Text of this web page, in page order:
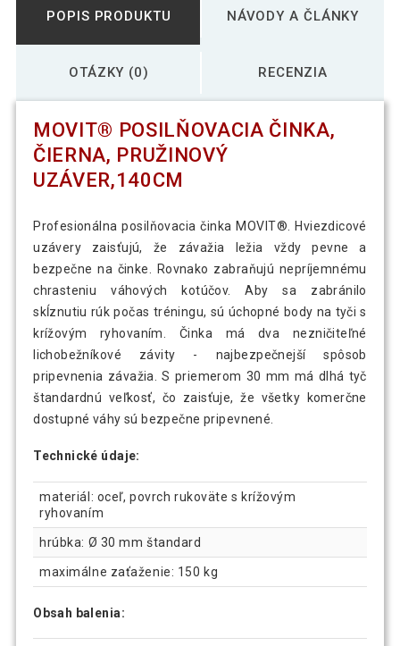
Tyč na obojručnú činku 160 cm, čierna,
pružinový uzáver
POPIS PRODUKTU NÁVODY A ČLÁNKY
OTÁZKY (0) RECENZIA
MOVIT® POSILŇOVACIA ČINKA,
ČIERNA, PRUŽINOVÝ
UZÁVER,140CM
Profesionálna posilňovacia činka MOVIT®. Hviezdicové
uzávery zaisťujú, že závažia ležia vždy pevne a
bezpečne na činke. Rovnako zabraňujú nepríjemnému
chrasteniu váhových kotúčov. Aby sa zabránilo
skĺznutiu rúk počas tréningu, sú úchopné body na tyči s
krížovým ryhovaním. Činka má dva nezničiteľné
lichobežníkové závity - najbezpečnejší spôsob
pripevnenia závažia. S priemerom 30 mm má dlhá tyč
štandardnú veľkosť, čo zaisťuje, že všetky komerčne
dostupné váhy sú bezpečne pripevnené.
Technické údaje:
materiál: oceľ, povrch rukoväte s krížovým
ryhovaním
hrúbka: Ø 30 mm štandard
maximálne zaťaženie: 150 kg
Obsah balenia: